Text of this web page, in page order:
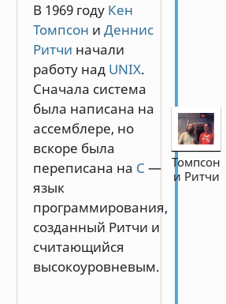
В 1969 году Кен
Томпсон иДеннис
Ритчи начали
работу над UNIX.
Сначала система
была написана на
ассемблере, но
вскоре была
переписана на C —
язык
программирования,
созданный Ритчи и
считающийся
высокоуровневым.
Томпсон
и Ритчи